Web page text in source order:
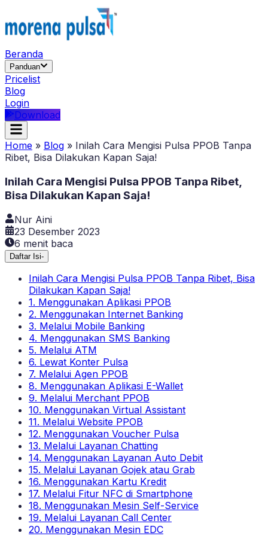
Beranda
Panduan
Pricelist
Blog
Login
Download
Home » Blog » Inilah Cara Mengisi Pulsa PPOB Tanpa
Ribet, Bisa Dilakukan Kapan Saja!
Inilah Cara Mengisi Pulsa PPOB Tanpa Ribet,
Bisa Dilakukan Kapan Saja!
Nur Aini
23 Desember 2023
6 menit baca
Daftar Isi-
Inilah Cara Mengisi Pulsa PPOB Tanpa Ribet, Bisa
Dilakukan Kapan Saja!
1. Menggunakan Aplikasi PPOB
2. Menggunakan Internet Banking
3. Melalui Mobile Banking
4. Menggunakan SMS Banking
5. Melalui ATM
6. Lewat Konter Pulsa
7. Melalui Agen PPOB
8. Menggunakan Aplikasi E-Wallet
9. Melalui Merchant PPOB
10. Menggunakan Virtual Assistant
11. Melalui Website PPOB
12. Menggunakan Voucher Pulsa
13. Melalui Layanan Chatting
14. Menggunakan Layanan Auto Debit
15. Melalui Layanan Gojek atau Grab
16. Menggunakan Kartu Kredit
17. Melalui Fitur NFC di Smartphone
18. Menggunakan Mesin Self-Service
19. Melalui Layanan Call Center
20. Menggunakan Mesin EDC